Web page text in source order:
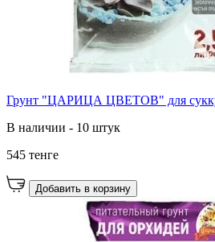
Грунт "ЦАРИЦА ЦВЕТОВ" для
В наличии - 10 штук
545 тенге
Добавить в корзину